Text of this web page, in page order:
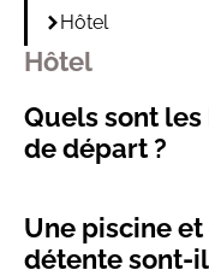
Hôtel
Hôtel
Quels sont les
de départ ?
Une piscine
détente sont-